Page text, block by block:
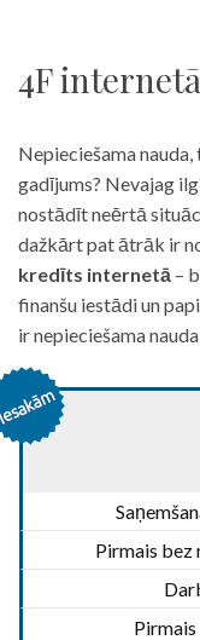
4F internetā
Nepieciešama
gadījums? Nevajag
nostādīt neērtā
dažkārt pat ātrāk ir
kredīts internetā –
finanšu iestādi un
ir nepieciešama
Pirmais bez